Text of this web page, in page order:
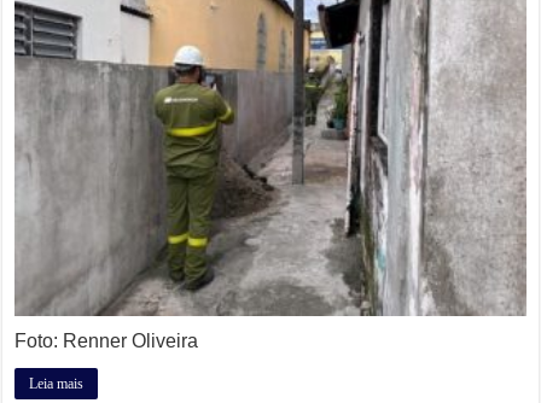
Foto: Renner Oliveira
Leia mais